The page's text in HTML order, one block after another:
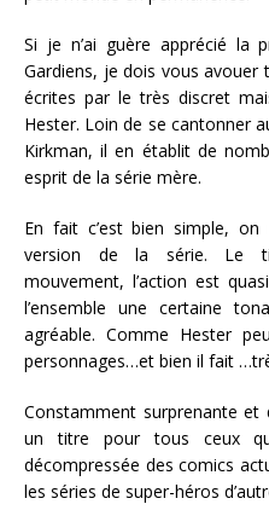
Si je n’ai guère apprécié la
Gardiens, je dois vous
écrites par le très discret
Hester. Loin de se cantonner
Kirkman, il en établit de
esprit de la série mère.
En fait c’est bien simple, on
version de la série. Le
mouvement, l’action est
l’ensemble une certaine
agréable. Comme Hester
personnages…et bien il fait
Constamment surprenante et
un titre pour tous ceux
décompressée des comics
les séries de super-héros